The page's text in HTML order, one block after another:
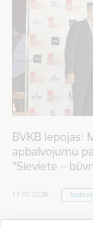
BVKB lepojas:
apbalvojumu
“Sieviete –
17.07.2026.